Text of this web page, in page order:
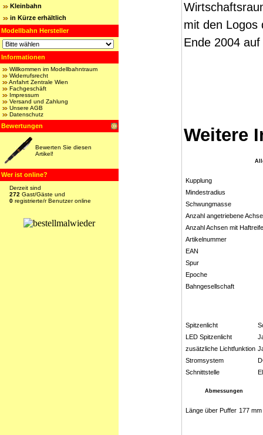
Kleinbahn
in Kürze erhältlich
Modellbahn Hersteller
Informationen
Willkommen im Modellbahntraum
Widerrufsrecht
Anfahrt Zentrale Wien
Fachgeschäft
Impressum
Versand und Zahlung
Unsere AGB
Datenschutz
Bewertungen
Bewerten Sie diesen
Artikel!
Wer ist online?
Derzeit sind
272 Gast/Gäste und
0 registrierte/r Benutzer online
mit den Logos
Ende 2004
Weitere
Kupplung
Mindestradius
Schwungmasse
Anzahl angetriebene
Anzahl Achsen mit
Artikelnummer
EAN
Spur
Epoche
Bahngesellschaft
Spitzenlicht
LED Spitzenlicht
zusätzliche Lichtfunktion
Stromsystem
Schnittstelle
Abmessungen
Länge über Puffer 177 mm